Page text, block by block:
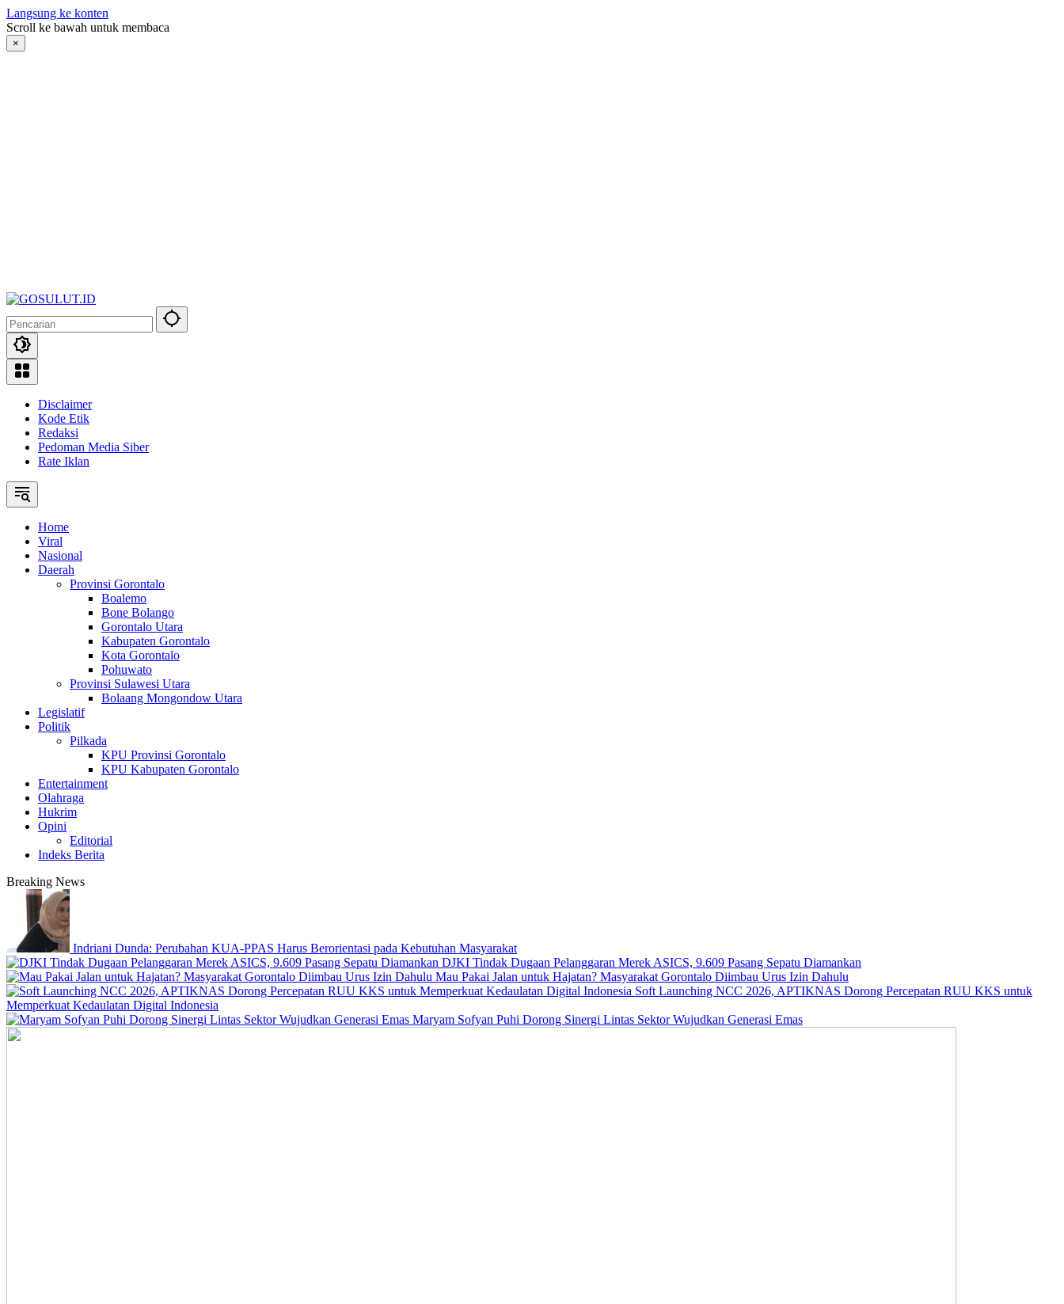
Langsung ke konten
Scroll ke bawah untuk membaca
×
Disclaimer
Kode Etik
Redaksi
Pedoman Media Siber
Rate Iklan
Home
Viral
Nasional
Daerah
Provinsi Gorontalo
Boalemo
Bone Bolango
Gorontalo Utara
Kabupaten Gorontalo
Kota Gorontalo
Pohuwato
Provinsi Sulawesi Utara
Bolaang Mongondow Utara
Legislatif
Politik
Pilkada
KPU Provinsi Gorontalo
KPU Kabupaten Gorontalo
Entertainment
Olahraga
Hukrim
Opini
Editorial
Indeks Berita
Breaking News
Indriani Dunda: Perubahan KUA-PPAS Harus Berorientasi pada Kebutuhan Masyarakat
DJKI Tindak Dugaan Pelanggaran Merek ASICS, 9.609 Pasang Sepatu Diamankan
Mau Pakai Jalan untuk Hajatan? Masyarakat Gorontalo Diimbau Urus Izin Dahulu
Soft Launching NCC 2026, APTIKNAS Dorong Percepatan RUU KKS untuk
Memperkuat Kedaulatan Digital Indonesia
Maryam Sofyan Puhi Dorong Sinergi Lintas Sektor Wujudkan Generasi Emas